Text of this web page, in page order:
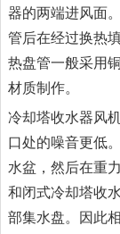
器的两端进风面
管后在经过换热
热盘管一般采用
材质制作。
冷却塔收水器风
口处的噪音更低
水盆，然后在重
和闭式冷却塔收
部集水盘。因此